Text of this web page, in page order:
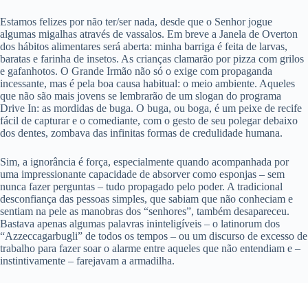
Estamos felizes por não ter/ser nada, desde que o Senhor jogue
algumas migalhas através de vassalos. Em breve a Janela de Overton
dos hábitos alimentares será aberta: minha barriga é feita de larvas,
baratas e farinha de insetos. As crianças clamarão por pizza com grilos
e gafanhotos. O Grande Irmão não só o exige com propaganda
incessante, mas é pela boa causa habitual: o meio ambiente. Aqueles
que não são mais jovens se lembrarão de um slogan do programa
Drive In: as mordidas de buga. O buga, ou boga, é um peixe de recife
fácil de capturar e o comediante, com o gesto de seu polegar debaixo
dos dentes, zombava das infinitas formas de credulidade humana.
Sim, a ignorância é força, especialmente quando acompanhada por
uma impressionante capacidade de absorver como esponjas – sem
nunca fazer perguntas – tudo propagado pelo poder. A tradicional
desconfiança das pessoas simples, que sabiam que não conheciam e
sentiam na pele as manobras dos “senhores”, também desapareceu.
Bastava apenas algumas palavras ininteligíveis – o latinorum dos
“Azzeccagarbugli” de todos os tempos – ou um discurso de excesso de
trabalho para fazer soar o alarme entre aqueles que não entendiam e –
instintivamente – farejavam a armadilha.